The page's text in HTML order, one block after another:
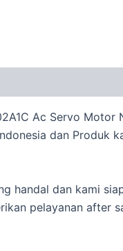
Ac Servo
dan Produk
handal dan kami
pelayanan after